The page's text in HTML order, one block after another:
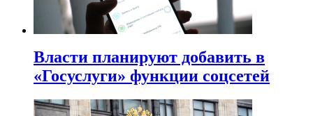
Власти планируют добавить в
«Госуслуги» функции соцсетей